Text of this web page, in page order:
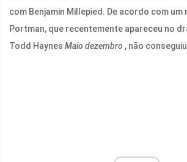
com Benjamin Millepied. De acordo com
Portman, que recentemente apareceu no
Todd Haynes Maio dezembro , não